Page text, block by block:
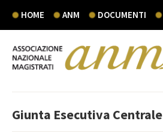
HOME ANM DOCUMENTI
Giunta Esecutiva Centrale